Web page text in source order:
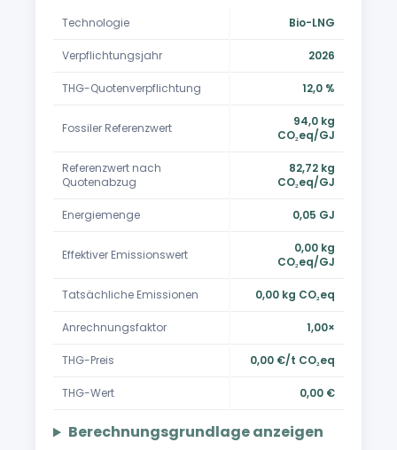
Technologie Bio-LNG
Verpflichtungsjahr 2026
THG-Quotenverpflichtung 12,0 %
Fossiler Referenzwert
94,0 kg
CO₂eq/GJ
Referenzwert nach
Quotenabzug
82,72 kg
CO₂eq/GJ
Energiemenge 0,05 GJ
Effektiver Emissionswert
0,00 kg
CO₂eq/GJ
Tatsächliche Emissionen 0,00 kg CO₂eq
Anrechnungsfaktor 1,00×
THG-Preis 0,00 €/t CO₂eq
THG-Wert 0,00 €
Berechnungsgrundlage anzeigen